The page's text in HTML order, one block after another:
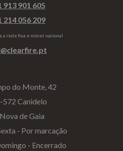
913 901 605
214 056 209
a rede fixa e móvel nacional
do Monte, 42
572 Canidelo
de Gaia
- Por marcação
- Encerrado